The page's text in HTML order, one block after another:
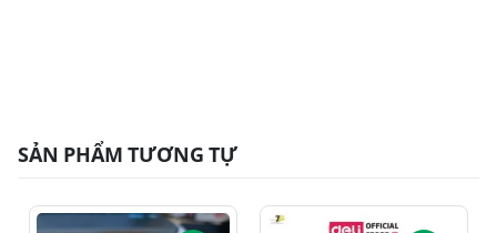
SẢN PHẨM TƯƠNG TỰ